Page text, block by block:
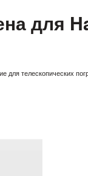
для
для телескопических